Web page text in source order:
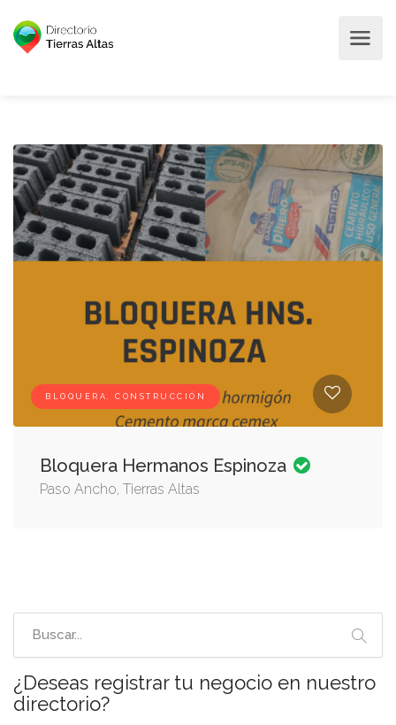
BLOQUERA, CONSTRUCCIÓN
Bloquera Hermanos Espinoza
Paso Ancho, Tierras Altas
¿Deseas registrar tu negocio en nuestro
directorio?